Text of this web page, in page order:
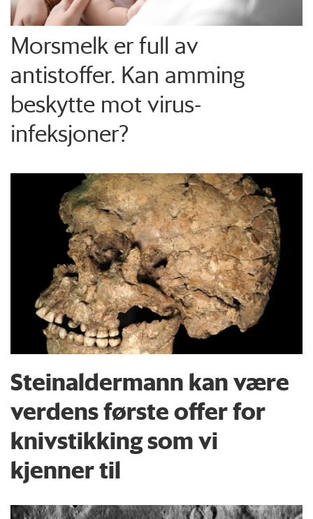
Morsmelk er full av
antistoffer. Kan amming
beskytte mot virus-
infeksjoner?
Steinaldermann kan være
verdens første offer for
knivstikking som vi
kjenner til